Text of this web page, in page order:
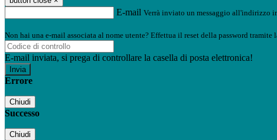
E-mail Verrà inviato un messaggio all'indirizzo
Non hai una e-mail associata al nome utente? Effettua il reset della password tramite
E-mail inviata, si prega di controllare la casella di posta elettronica!
Errore
Chiudi
Successo
Chiudi